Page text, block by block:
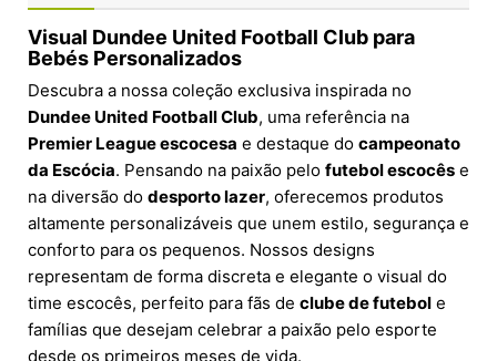
Visual Dundee United Football Club para
Bebés Personalizados
Descubra a nossa coleção exclusiva inspirada no
Dundee United Football Club, uma referência na
Premier League escocesa e destaque do campeonato
da Escócia. Pensando na paixão pelo futebol escocês e
na diversão do desporto lazer, oferecemos produtos
altamente personalizáveis que unem estilo, segurança e
conforto para os pequenos. Nossos designs
representam de forma discreta e elegante o visual do
time escocês, perfeito para fãs de clube de futebol e
famílias que desejam celebrar a paixão pelo esporte
desde os primeiros meses de vida.